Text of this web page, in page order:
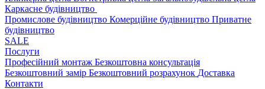
Каркасне будівництво
Промислове будівництво Комерційне будівництво Приватне
будівництво
SALE
Послуги
Професійний монтаж Безкоштовна консультація
Безкоштовний замір Безкоштовний розрахунок Доставка
Контакти